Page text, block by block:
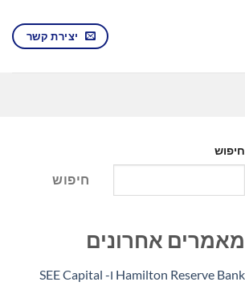
יצירת קשר
חיפוש
חיפוש
מאמרים אחרונים
Hamilton Reserve Bank ו- SEE Capital